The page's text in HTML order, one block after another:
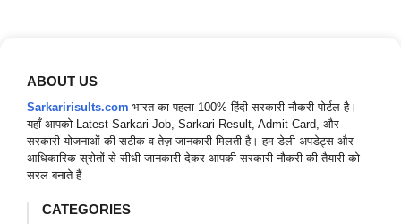
ABOUT US
Sarkaririsults.com भारत का पहला 100% हिंदी सरकारी नौकरी पोर्टल है।
यहाँ आपको Latest Sarkari Job, Sarkari Result, Admit Card, और
सरकारी योजनाओं की सटीक व तेज़ जानकारी मिलती है। हम डेली अपडेट्स और
आधिकारिक स्रोतों से सीधी जानकारी देकर आपकी सरकारी नौकरी की तैयारी को
सरल बनाते हैं
CATEGORIES